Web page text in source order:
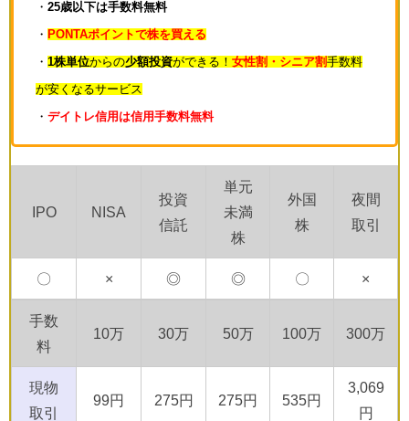
・ 25歳以下は手数料無料
・ PONTAポイントで株を買える
・ 1株単位からの少額投資ができる！ 女性割・シニア割手数料
が安くなるサービス
・ デイトレ信用は信用手数料無料
IPO NISA
投資
信託
単元
未満
株
外国
株
夜間
取引
〇 × ◎ ◎ 〇 ×
手数
料
10万 30万 50万 100万 300万
現物
取引
99円 275円 275円 535円
3,069
円